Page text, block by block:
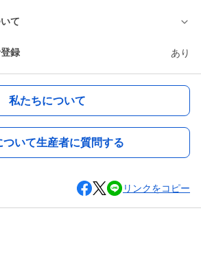
て
録 あり
私たちについて
ついて生産者に質問する
リンクをコピー